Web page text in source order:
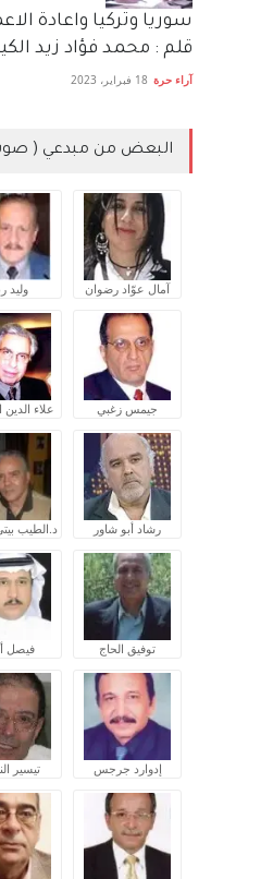
سوريا وتركيا واعادة
قلم : محمد فؤاد زيد
آراء حرة 18 فبراير، 2023
البعض من مبدعي (
آمال عوّاد رضوان وليد
جيمس زغبي علاء
رشاد أبو شاور د.الطيب
توفيق الحاج فيصل
إدوارد جرجس تيسير